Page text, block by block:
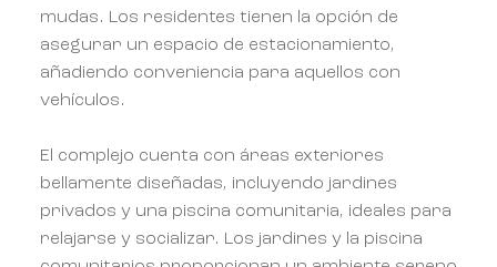
mudas. Los residentes tienen la opción de
asegurar un espacio de estacionamiento,
añadiendo conveniencia para aquellos con
vehículos.
El complejo cuenta con áreas exteriores
bellamente diseñadas, incluyendo jardines
privados y una piscina comunitaria, ideales para
relajarse y socializar. Los jardines y la piscina